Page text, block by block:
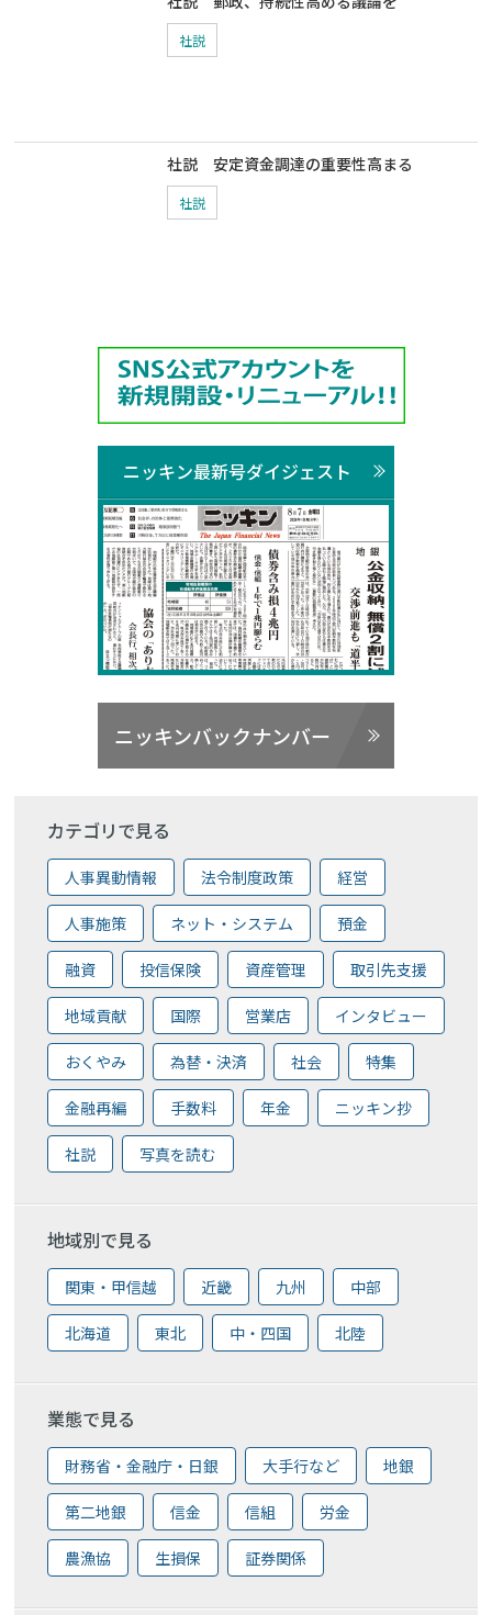
社説
社説 安定資金調達の重要性高まる
社説
ニッキン最新号ダイジェスト
ニッキンバックナンバー
カテゴリで見る
人事異動情報 法令制度政策 経営
人事施策 ネット・システム 預金
融資 投信保険 資産管理 取引先支援
地域貢献 国際 営業店 インタビュー
おくやみ 為替・決済 社会 特集
金融再編 手数料 年金 ニッキン抄
社説 写真を読む
地域別で見る
関東・甲信越 近畿 九州 中部
北海道 東北 中・四国 北陸
業態で見る
財務省・金融庁・日銀 大手行など 地銀
第二地銀 信金 信組 労金
農漁協 生損保 証券関係